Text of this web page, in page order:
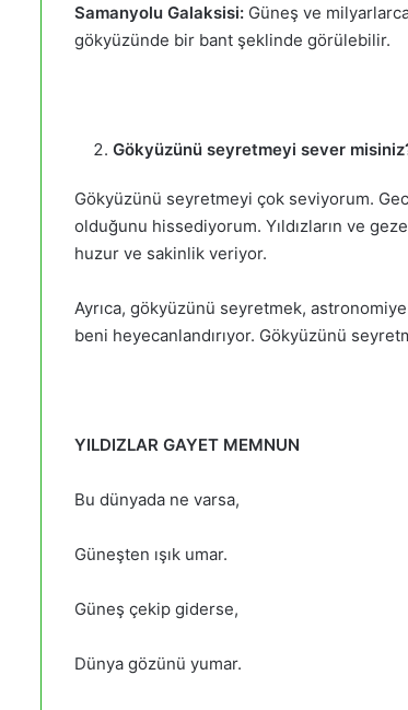
Samanyolu Galaksisi: Güneş ve
gökyüzünde bir bant şeklinde görülebilir.
Gökyüzünü seyretmeyi sever
Gökyüzünü seyretmeyi çok seviyorum.
olduğunu hissediyorum. Yıldızların ve
huzur ve sakinlik veriyor.
Ayrıca, gökyüzünü seyretmek,
beni heyecanlandırıyor. Gökyüzünü
YILDIZLAR GAYET MEMNUN
Bu dünyada ne varsa,
Güneşten ışık umar.
Güneş çekip giderse,
Dünya gözünü yumar.